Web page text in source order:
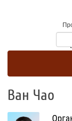
* -
Ван Чао